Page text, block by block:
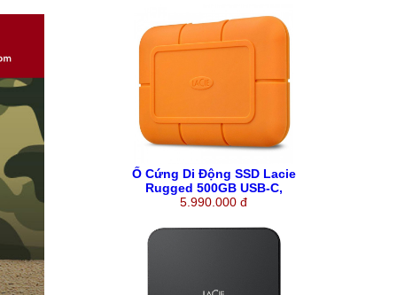
Ổ Cứng Di Động SSD Lacie
Rugged 500GB USB-C,
Thunderbolt 3 + SRS -
5.990.000 đ